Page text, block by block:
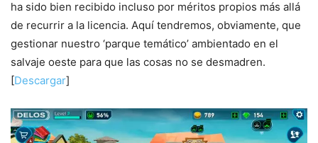
ha sido bien recibido incluso por méritos propios más allá
de recurrir a la licencia. Aquí tendremos, obviamente, que
gestionar nuestro ‘parque temático’ ambientado en el
salvaje oeste para que las cosas no se desmadren.
[Descargar]